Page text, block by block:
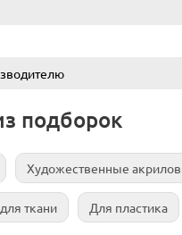
подборок
Художественные
ткани Для пластика